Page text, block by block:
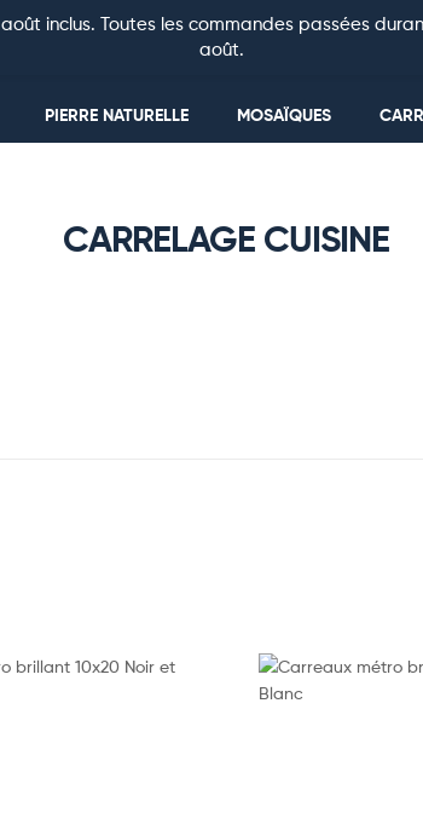
PIERRE NATURELLE MOSAÏQUES
CARRELAGE CUISINE
inclus. Toutes les commandes passées
août.